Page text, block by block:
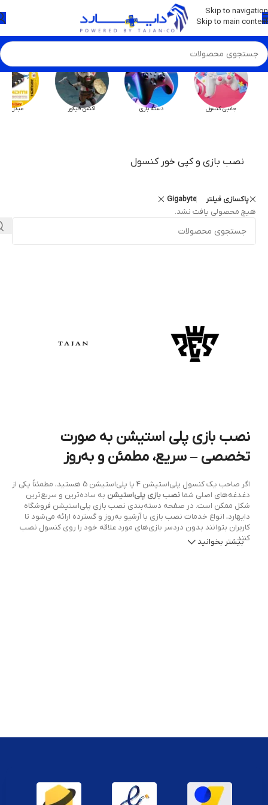
Skip to navigation
Skip to main content
💡برچسب و اسکین کنسول ها بروز شد . . . اینجا کیک کن !
جانبی کنسول دسته بازی اکشن فیگور مبدل HX
نصب بازی و کپی خور کنسول
پاکسازی فیلتر Gigabyte
هیچ محصولی یافت نشد.
نصب بازی پلی استیشن به صورت
تخصصی – سریع، مطمئن و به‌روز
اگر صاحب یک کنسول پلی‌استیشن 4 یا پلی‌استیشن 5 هستید، مطمئناً یکی از
دغدغه‌های اصلی شما نصب بازی پلی‌استیشن به ساده‌ترین و سریع‌ترین
شکل ممکن است. در صفحه دسته‌بندی نصب بازی پلی‌استیشن فروشگاه
دایهارد، انواع خدمات نصب بازی با آرشیو به‌روز و گسترده ارائه می‌شود تا
کاربران بتوانند بدون دردسر بازی‌های مورد علاقه خود را روی کنسول نصب
کنند.
امکان انتخاب از آرشیو کامل بازی‌ها
نصب نسخه‌های اصلی و ریجن‌های مختلف
بیشتر بخوانید